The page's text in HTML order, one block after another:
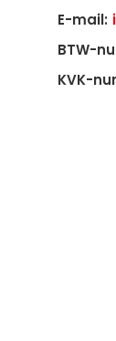
E-mail:
BTW-
KVK-